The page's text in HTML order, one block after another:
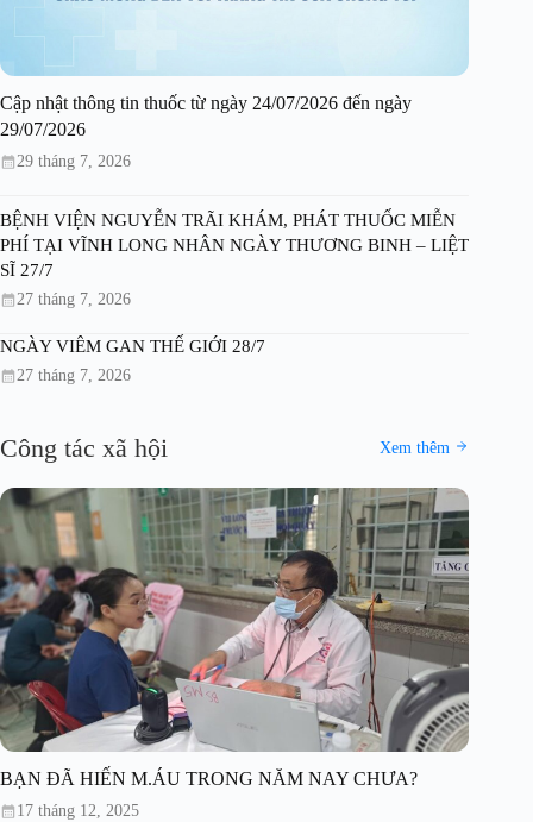
Cập nhật thông tin thuốc từ ngày 24/07/2026 đến ngày
29/07/2026
29 tháng 7, 2026
BỆNH VIỆN NGUYỄN TRÃI KHÁM, PHÁT THUỐC MIỄN
PHÍ TẠI VĨNH LONG NHÂN NGÀY THƯƠNG BINH – LIỆT
SĨ 27/7
27 tháng 7, 2026
NGÀY VIÊM GAN THẾ GIỚI 28/7
27 tháng 7, 2026
Công tác xã hội Xem thêm
BẠN ĐÃ HIẾN M.ÁU TRONG NĂM NAY CHƯA?
17 tháng 12, 2025